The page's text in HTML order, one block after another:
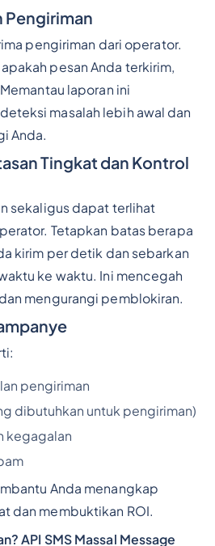
Pengiriman
pengiriman dari operator.
pesan Anda terkirim,
laporan ini
masalah lebih awal dan
Anda.
Tingkat dan Kontrol
sekaligus dapat terlihat
Tetapkan batas berapa
kirim per detik dan sebarkan
ke waktu. Ini mencegah
mengurangi pemblokiran.
pengiriman
dibutuhkan untuk pengiriman)
kegagalan
Anda menangkap
dan membuktikan ROI.
API SMS Massal Message